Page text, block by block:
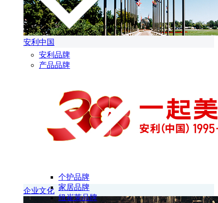
安利中国
企业文化
安利品牌
产品品牌
个护品牌
家居品牌
纽崔莱品牌